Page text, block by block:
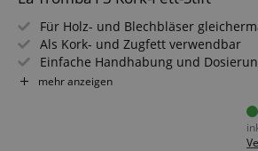
Für Holz- und Blechbläser
Als Kork- und Zugfett verwendbar
Einfache Handhabung und
5 Gramm im Drehstift
mehr anzeigen